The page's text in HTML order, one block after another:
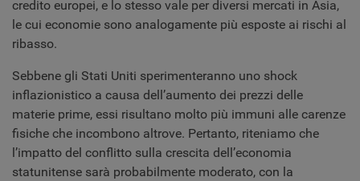
credito europei, e lo stesso vale per diversi mercati in Asia,
le cui economie sono analogamente più esposte ai rischi al
ribasso.
Sebbene gli Stati Uniti sperimenteranno uno shock
inflazionistico a causa dell’aumento dei prezzi delle
materie prime, essi risultano molto più immuni alle carenze
fisiche che incombono altrove. Pertanto, riteniamo che
l’impatto del conflitto sulla crescita dell’economia
statunitense sarà probabilmente moderato, con la